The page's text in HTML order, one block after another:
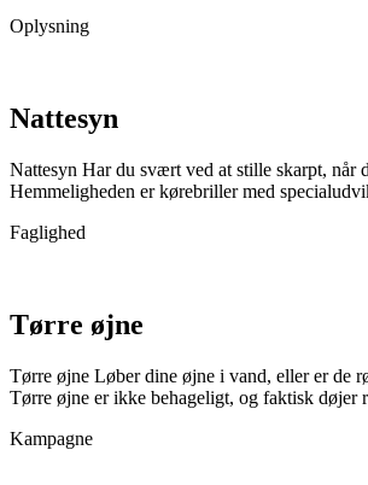
Oplysning
Nattesyn
Nattesyn Har du svært ved at stille skarpt, når
Hemmeligheden er kørebriller med
Faglighed
Tørre øjne
Tørre øjne Løber dine øjne i vand, eller er de
Tørre øjne er ikke behageligt, og faktisk døjer
Kampagne